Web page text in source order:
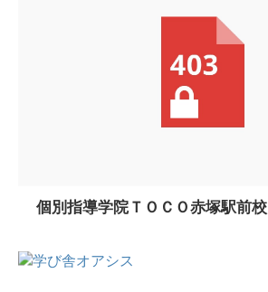
個別指導学院ＴＯＣＯ赤塚駅前校